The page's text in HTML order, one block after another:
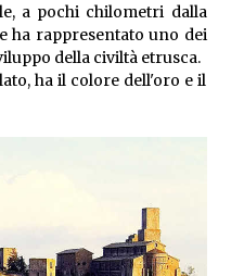
a pochi chilometri dalla
ha rappresentato uno dei
della civiltà etrusca.
ha il colore dell'oro e il